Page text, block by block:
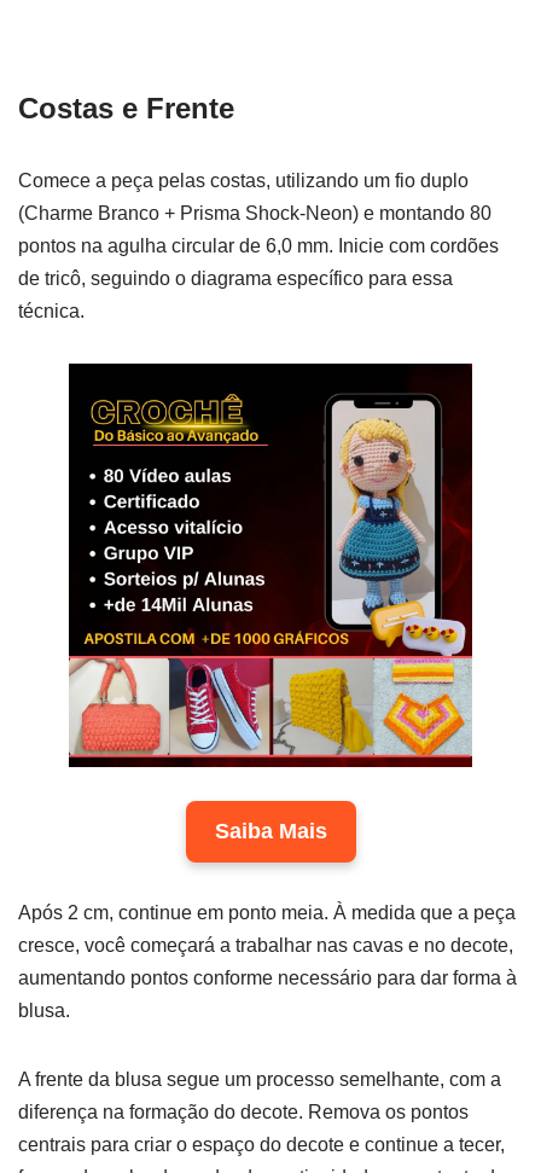
Costas e Frente
Comece a peça pelas costas, utilizando um fio duplo
(Charme Branco + Prisma Shock-Neon) e montando 80
pontos na agulha circular de 6,0 mm. Inicie com cordões
de tricô, seguindo o diagrama específico para essa
técnica.
Saiba Mais
Após 2 cm, continue em ponto meia. À medida que a peça
cresce, você começará a trabalhar nas cavas e no decote,
aumentando pontos conforme necessário para dar forma à
blusa.
A frente da blusa segue um processo semelhante, com a
diferença na formação do decote. Remova os pontos
centrais para criar o espaço do decote e continue a tecer,